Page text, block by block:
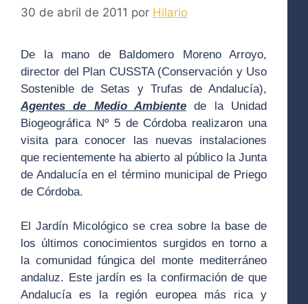
30 de abril de 2011 por Hilario
De la mano de Baldomero Moreno Arroyo,
director del Plan CUSSTA (Conservación y Uso
Sostenible de Setas y Trufas de Andalucía),
Agentes de Medio Ambiente de la Unidad
Biogeográfica Nº 5 de Córdoba realizaron una
visita para conocer las nuevas instalaciones
que recientemente ha abierto al público la Junta
de Andalucía en el término municipal de Priego
de Córdoba.
El Jardín Micológico se crea sobre la base de
los últimos conocimientos surgidos en torno a
la comunidad fúngica del monte mediterráneo
andaluz. Este jardín es la confirmación de que
Andalucía es la región europea más rica y